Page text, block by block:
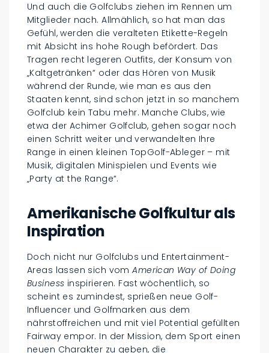
Und auch die Golfclubs ziehen im Rennen um
Mitglieder nach. Allmählich, so hat man das
Gefühl, werden die veralteten Etikette-Regeln
mit Absicht ins hohe Rough befördert. Das
Tragen recht legeren Outfits, der Konsum von
„Kaltgetränken“ oder das Hören von Musik
während der Runde, wie man es aus den
Staaten kennt, sind schon jetzt in so manchem
Golfclub kein Tabu mehr. Manche Clubs, wie
etwa der Achimer Golfclub, gehen sogar noch
einen Schritt weiter und verwandelten Ihre
Range in einen kleinen TopGolf-Ableger – mit
Musik, digitalen Minispielen und Events wie
„Party at the Range“.
Amerikanische Golfkultur als
Inspiration
Doch nicht nur Golfclubs und Entertainment-
Areas lassen sich vomAmerican Way of Doing
Business inspirieren. Fast wöchentlich, so
scheint es zumindest, sprießen neue Golf-
Influencer und Golfmarken aus dem
nährstoffreichen und mit viel Potential gefüllten
Fairway empor. In der Mission, dem Sport einen
neuen Charakter zu geben, die